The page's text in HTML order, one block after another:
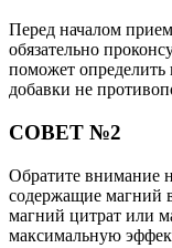
Перед началом
обязательно
поможет определить
добавки не
СОВЕТ №2
Обратите внимание
содержащие магний
магний цитрат или
максимальную